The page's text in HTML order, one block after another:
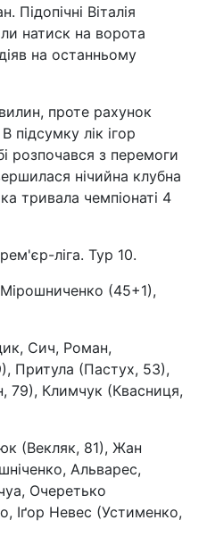
Підопічні Віталія
натиск на ворота
на останньому
проте рахунок
підсумку лік ігор
розпочався з перемоги
нічийна клубна
тривала чемпіонаті 4
ліга. Тур 10.
(45+1),
Сич, Роман,
Притула (Пастух, 53),
79), Климчук (Квасниця,
(Векляк, 81), Жан
Альварес,
Очеретько
Іґор Невес (Устименко,